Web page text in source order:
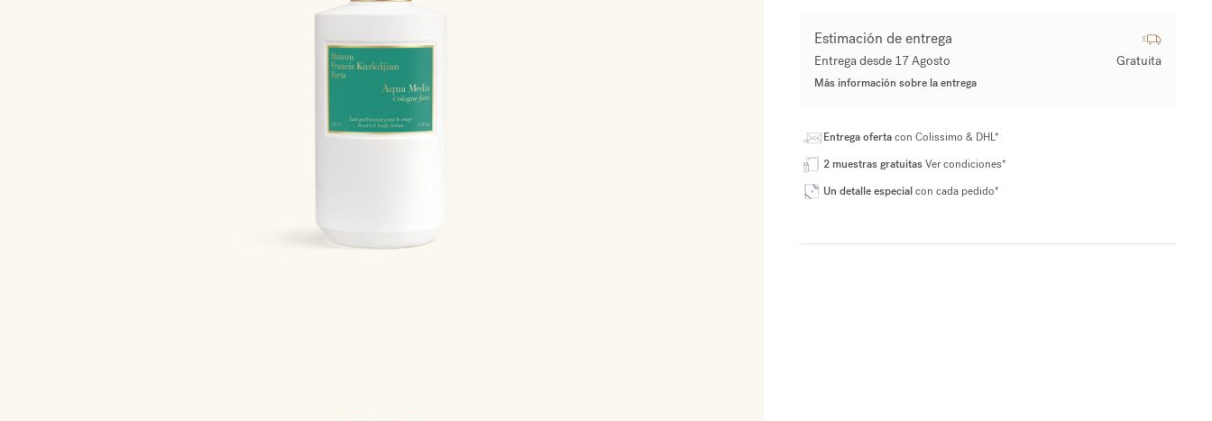
Estimación de entrega
Entrega desde 17 Agosto Gratuita
Más información sobre la entrega
Entrega ofertacon Colissimo & DHL*
2 muestras gratuitasVer condiciones*
Un detalle especialcon cada pedido*